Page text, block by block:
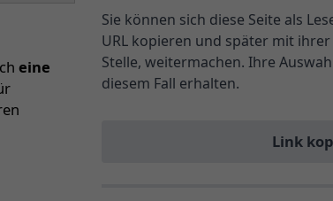
eine
Sie können sich diese Seite als
URL kopieren und später mit
Stelle, weitermachen. Ihre
diesem Fall erhalten.
Link